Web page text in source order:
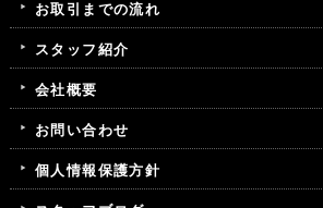
お取引までの流れ
スタッフ紹介
会社概要
お問い合わせ
個人情報保護方針